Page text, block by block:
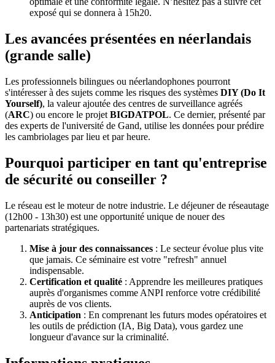
exposé qui se donnera à 15h20.
Les avancées présentées en néerlandais
(grande salle)
Les professionnels bilingues ou néerlandophones pourront
s'intéresser à des sujets comme les risques des systèmes DIY (Do It
Yourself), la valeur ajoutée des centres de surveillance agréés
(ARC) ou encore le projet BIGDATPOL. Ce dernier, présenté par
des experts de l'université de Gand, utilise les données pour prédire
les cambriolages par lieu et par heure.
Pourquoi participer en tant qu'entreprise
de sécurité ou conseiller ?
Le réseau est le moteur de notre industrie. Le déjeuner de réseautage
(12h00 - 13h30) est une opportunité unique de nouer des
partenariats stratégiques.
Mise à jour des connaissances : Le secteur évolue plus vite
que jamais. Ce séminaire est votre "refresh" annuel
indispensable.
Certification et qualité : Apprendre les meilleures pratiques
auprès d'organismes comme ANPI renforce votre crédibilité
auprès de vos clients.
Anticipation : En comprenant les futurs modes opératoires et
les outils de prédiction (IA, Big Data), vous gardez une
longueur d'avance sur la criminalité.